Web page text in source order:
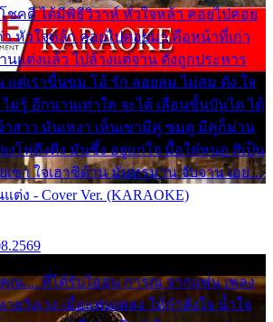
ชคดี ได้มีพิธีวิวาห์ หัวใจหล้า คอยไปคอย
หัวใจหล้า คอยไปคอยมา คือหน้าที่เก่า
นแต่งแล้ว ไปล้างแต่จาน ดั่งถูกประหาร
แต่เราขื่นขม โอ้ รัก ลอยลม ไม่สม ดัง ใจ
ม่รู้ อีกนานเท่าใด จะได้ เลื่อนขั้นบันได ได้
าสาว มันเหงา เห็นเขามีคู่ ซมดู มีคู่ก็ม่วน
งโห่ตึงตึง มันซึ้ง อยู่แก่ใจ มื้อใด๋หนอ สิเป็น
เขา ใจเฮาซิด้าน มันทรมาน จับจาน เอย…
ต่ง - Cover Ver. (KARAOKE)
ณ.... ที่ได้รับไออุ่น การุณ จากแฟน เพลง
ยวังเวง เมื่อแฟนเพลง ให้กำลังใจ น้ำใจ